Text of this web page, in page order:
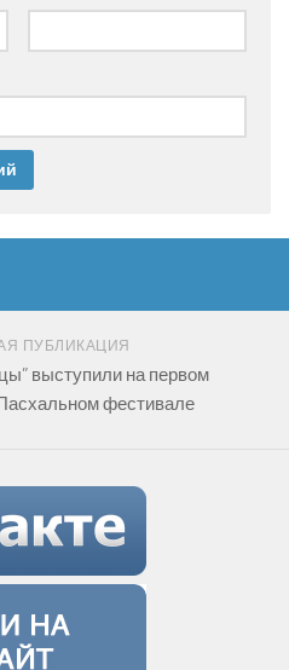
ПУБЛИКАЦИЯ
выступили на первом
фестивале